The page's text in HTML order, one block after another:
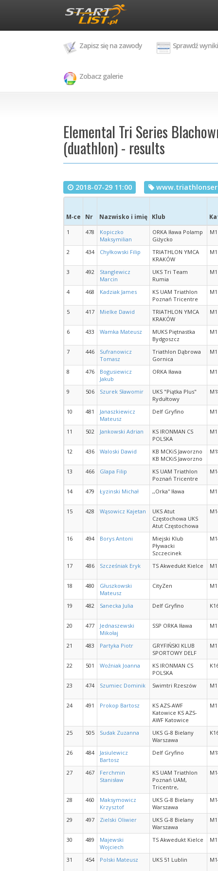
Zapisz się na zawody Sprawdź wyniki
Zobacz galerie
Elemental Tri Series
(duathlon) - results
2018-07-29 11:00
M‑ce Nr Nazwisko i imię Klub
1 478
Kopiczko
Maksymilian
ORKA Iława Polamp
Giżycko
2 434 Chyłkowski Filip
TRIATHLON YMCA
KRAKÓW
3 492
Stanglewicz
Marcin
UKS Tri Team
Rumia
4 468 Kadziak James
KS UAM Triathlon
Poznań Tricentre
5 417 Mielke Dawid
TRIATHLON YMCA
KRAKÓW
6 433 Wamka Mateusz
MUKS Piętnastka
Bydgoszcz
7 446
Sufranowicz
Tomasz
Triathlon Dąbrowa
Gornica
8 476
Bogusiewicz
Jakub
ORKA Iława
9 506 Szurek Sławomir
UKS "Piątka Plus"
Rydułtowy
10 481
Janaszkiewicz
Mateusz
Delf Gryfino
11 502 Jankowski Adrian
KS IRONMAN CS
POLSKA
12 436 Waloski Dawid
KB MCKiS Jaworzno
KB MCKiS Jaworzno
13 466 Glapa Filip
KS UAM Triathlon
Poznań Tricentre
14 479 Łyzinski Michał ,,Orka'' Iława
15 428 Wąsowicz Kajetan
UKS Atut
Częstochowa UKS
Atut Częstochowa
16 494 Borys Antoni
Miejski Klub
Pływacki
Szczecinek
17 486 Szcześniak Eryk TS Akwedukt Kielce
18 480
Głuszkowski
Mateusz
CityZen
19 482 Sanecka Julia Delf Gryfino
20 477
Jednaszewski
Mikołaj
SSP ORKA Iława
21 483 Partyka Piotr
GRYFIŃSKI KLUB
SPORTOWY DELF
22 501 Woźniak Joanna
KS IRONMAN CS
POLSKA
23 474 Szumiec Dominik Swimtri Rzeszów
24 491 Prokop Bartosz
KS AZS-AWF
Katowice KS AZS-
AWF Katowice
25 505 Sudak Zuzanna
UKS G-8 Bielany
Warszawa
26 484
Jasiulewicz
Bartosz
Delf Gryfino
27 467
Ferchmin
Stanisław
KS UAM Triathlon
Poznań UAM,
Tricentre,
28 460
Maksymowicz
Krzysztof
UKS G-8 Bielany
Warszawa
29 497 Zielski Oliwier
UKS G-8 Bielany
Warszawa
30 489
Majewski
Wojciech
TS Akwedukt Kielce
31 454 Polski Mateusz UKS 51 Lublin